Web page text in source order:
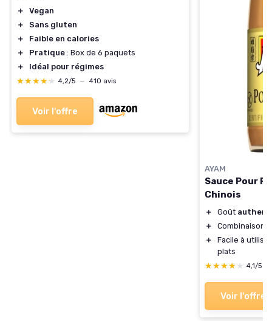
＋
Vegan
＋
Sans gluten
＋
Faible en calories
＋
Pratique : Box de 6 paquets
＋
Idéal pour régimes
★★★★★
★★★★★ 4,2/5 — 410 avis
Voir l'offre
AYAM
Sauce Pour
Chinois
＋ Goût
＋
Combinaison
＋
Facile à
plats
★★★★★
★★★★★ 4,1/5
Voir l'offre